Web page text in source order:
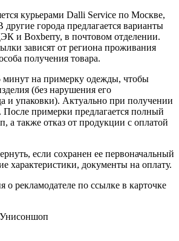
курьерами Dalli Service по Москве,
города предлагается варианты
и Boxberry, в почтовом отделении.
зависят от региона проживания
получения товара.
минут на примерку одежды, чтобы
(без нарушения его
и упаковки). Актуально при получении
примерки предлагается полный
а также отказ от продукции с оплатой
если сохранен ее первоначальный
характеристики, документы на оплату.
рекламодателе по ссылке в карточке